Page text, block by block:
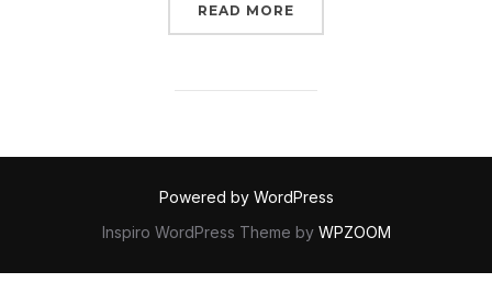
READ MORE
Powered by WordPress
Inspiro WordPress Theme by WPZOOM